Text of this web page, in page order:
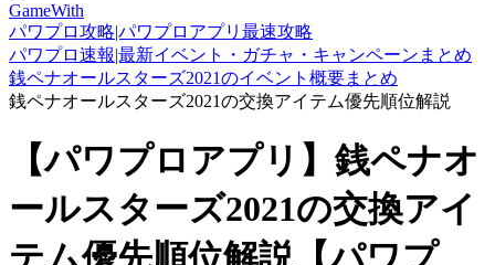
GameWith
パワプロ攻略|パワプロアプリ最速攻略
パワプロ速報|最新イベント・ガチャ・キャンペーンまとめ
銭ペナオールスターズ2021のイベント概要まとめ
銭ペナオールスターズ2021の交換アイテム優先順位解説
【パワプロアプリ】銭ペナオ
ールスターズ2021の交換アイ